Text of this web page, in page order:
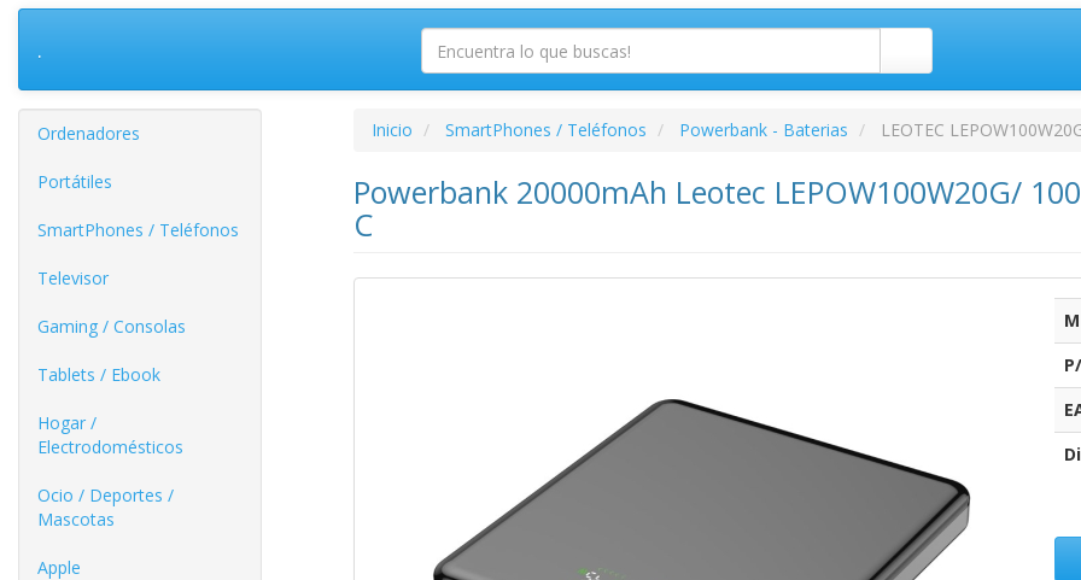
.
Ordenadores
Portátiles
SmartPhones / Teléfonos
Televisor
Gaming / Consolas
Tablets / Ebook
Hogar /
Electrodomésticos
Ocio / Deportes /
Mascotas
Apple
Inicio SmartPhones / Teléfonos Powerbank - Baterias LEOTEC
Powerbank 20000mAh Leotec LEPOW100W20G/
C